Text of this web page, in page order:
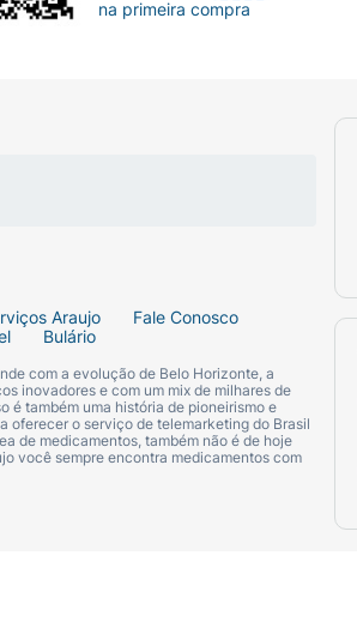
Araujo
Fale Conosco
Bulário
com a evolução de Belo Horizonte, a
inovadores e com um mix de milhares de
é também uma história de pioneirismo e
oferecer o serviço de telemarketing do Brasil
de medicamentos, também não é de hoje
você sempre encontra medicamentos com
na primeira compra